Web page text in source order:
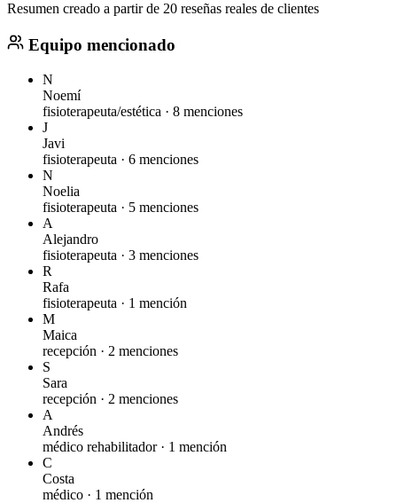
Resumen creado a partir de 20 reseñas reales de clientes
Equipo mencionado
N
Noemí
fisioterapeuta/estética · 8 menciones
J
Javi
fisioterapeuta · 6 menciones
N
Noelia
fisioterapeuta · 5 menciones
A
Alejandro
fisioterapeuta · 3 menciones
R
Rafa
fisioterapeuta · 1 mención
M
Maica
recepción · 2 menciones
S
Sara
recepción · 2 menciones
A
Andrés
médico rehabilitador · 1 mención
C
Costa
médico · 1 mención